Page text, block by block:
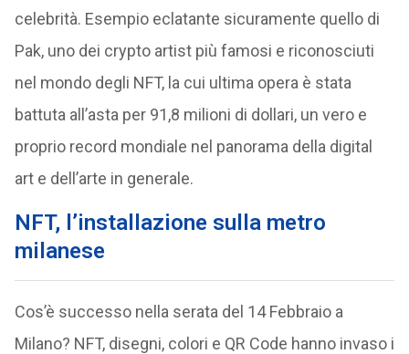
celebrità. Esempio eclatante sicuramente quello di
Pak, uno dei crypto artist più famosi e riconosciuti
nel mondo degli NFT, la cui ultima opera è stata
battuta all’asta per 91,8 milioni di dollari, un vero e
proprio record mondiale nel panorama della digital
art e dell’arte in generale.
NFT, l’installazione sulla metro
milanese
Cos’è successo nella serata del 14 Febbraio a
Milano? NFT, disegni, colori e QR Code hanno invaso i